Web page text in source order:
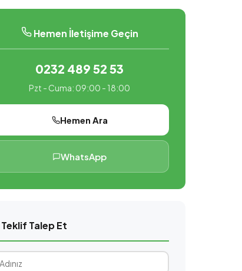
Hemen İletişime Geçin
0232 489 52 53
Pzt - Cuma: 09:00 - 18:00
Hemen Ara
WhatsApp
Teklif Talep Et